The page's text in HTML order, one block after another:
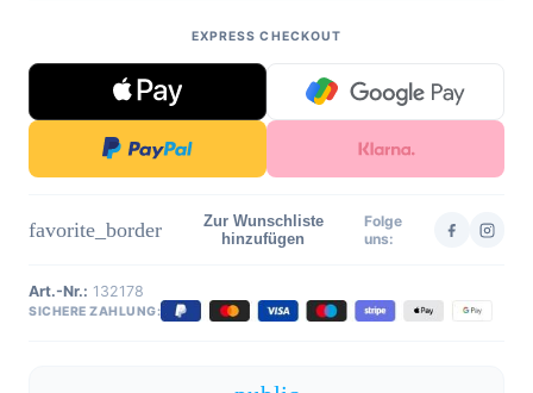
EXPRESS CHECKOUT
favorite_border
Zur Wunschliste
hinzufügen
Folge
uns:
Art.-Nr.: 132178
SICHERE ZAHLUNG: